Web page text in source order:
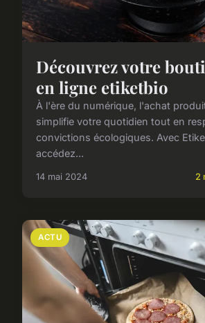
Découvrez votre
en ligne etiketbio
À l'ère du numérique, l'achat
simplifie votre quotidien tout en
convictions écologiques. Avec
accédez...
14 mai 2024 2
ACTU